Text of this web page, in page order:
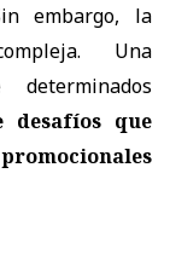
embargo, la
Una
desafíos que